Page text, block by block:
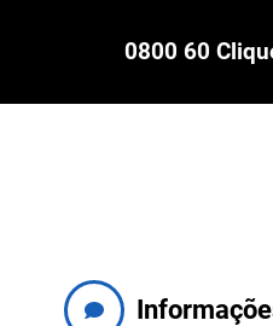
0800 60